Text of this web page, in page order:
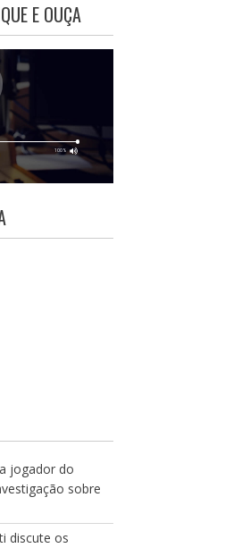
E OUÇA
jogador do
sobre
discute os